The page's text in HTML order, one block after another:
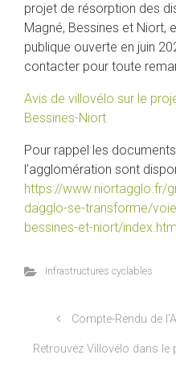
projet de résorption des
Magné, Bessines et Niort,
publique ouverte en juin
contacter pour toute
Avis de villovélo sur le
Bessines-Niort
Pour rappel les
l’agglomération sont
https://www.niortagglo.fr/
dagglo-se-transforme/
bessines-et-niort/
Infrastructures cyclables
Compte-Rendu de
Retrouvez Villovélo dans le